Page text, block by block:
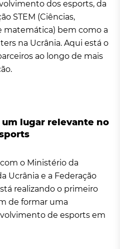
dos esports, da
STEM (Ciências,
matemática) bem como a
na Ucrânia. Aqui está o
ao longo de mais
um lugar relevante no
o Ministério da
Ucrânia e a Federação
realizando o primeiro
de formar uma
de esports em